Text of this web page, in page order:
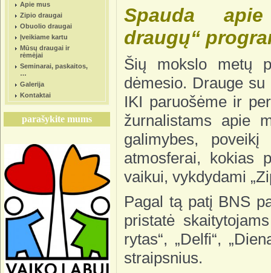
Apie mus
Zipio draugai
Obuolio draugai
Įveikiame kartu
Mūsų draugai ir
rėmėjai
Seminarai, paskaitos,
…
Galerija
Kontaktai
parašykite mums
Spauda
draugų“
Šių mokslo metų
dėmesio. Drauge
IKI paruošėme ir
žurnalistams apie
galimybes,
atmosferai, kokias
vaikui, vykdydami
Pagal tą patį BNS
pristatė
rytas“, „Delfi“,
straipsnius.